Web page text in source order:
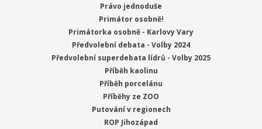
Právo jednoduše
Primátor osobně!
Primátorka osobně - Karlovy Vary
Předvolební debata - Volby 2024
Předvolební superdebata lídrů - Volby 2025
Příběh kaolinu
Příběh porcelánu
Příběhy ze ZOO
Putování v regionech
ROP Jihozápad